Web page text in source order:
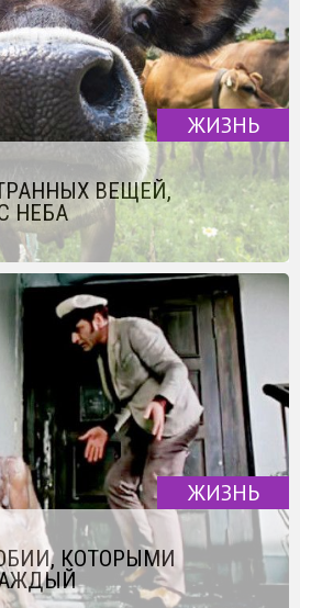
ЖИЗНЬ
ВЕЩЕЙ,
НЕБА
ЖИЗНЬ
КОТОРЫМИ